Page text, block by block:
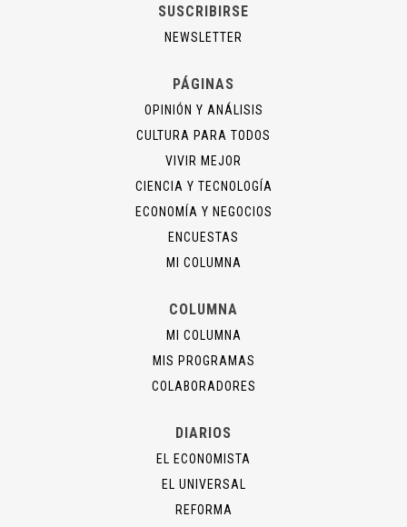
SUSCRIBIRSE
NEWSLETTER
PÁGINAS
OPINIÓN Y ANÁLISIS
CULTURA PARA TODOS
VIVIR MEJOR
CIENCIA Y TECNOLOGÍA
ECONOMÍA Y NEGOCIOS
ENCUESTAS
MI COLUMNA
COLUMNA
MI COLUMNA
MIS PROGRAMAS
COLABORADORES
DIARIOS
EL ECONOMISTA
EL UNIVERSAL
REFORMA